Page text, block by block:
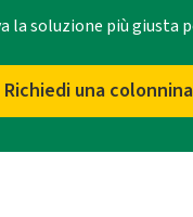
la soluzione più giusta
Richiedi una colonnina